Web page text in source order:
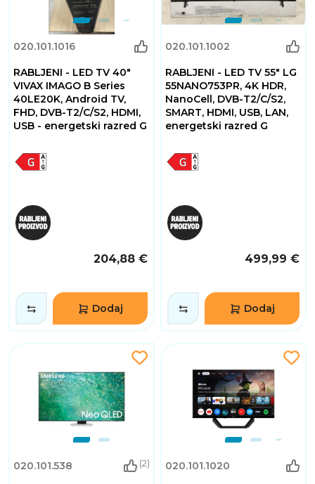
020.101.1016
RABLJENI - LED TV 40"
VIVAX IMAGO B Series
40LE20K, Android TV,
FHD, DVB-T2/C/S2, HDMI,
USB - energetski razred G
204,88 €
Dodaj
020.101.1002
RABLJENI - LED TV 55" LG
55NANO753PR, 4K HDR,
NanoCell, DVB-T2/C/S2,
SMART, HDMI, USB, LAN,
energetski razred G
499,99 €
Dodaj
020.101.538 (2) 020.101.1020